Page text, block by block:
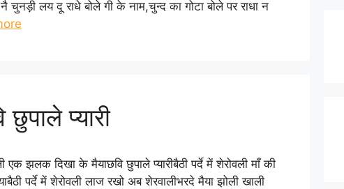
चुनड़ी लय दू राधे बोले गी के नाम,चुन्द का गोटा बोले पर राधा न
प्यारी
झलक दिखा के मैयाछवि छुपाले प्यारीबैठी पर्दे में शेरोवली माँ की
पर्दे में शेरोवली लाज रखो अब शेरवालीभरदे मैया झोली खाली